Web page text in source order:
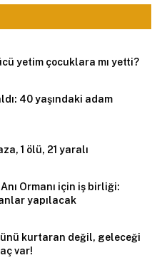
yetim çocuklara mı yetti?
40 yaşındaki adam
1 ölü, 21 yaralı
Anı Ormanı için iş birliği:
yapılacak
kurtaran değil, geleceği
var!